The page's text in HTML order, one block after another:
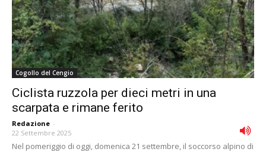
Cogollo del Cengio
Ciclista ruzzola per dieci metri in una
scarpata e rimane ferito
Redazione -
22 Settembre 2025
Nel pomeriggio di oggi, domenica 21 settembre, il soccorso alpino di